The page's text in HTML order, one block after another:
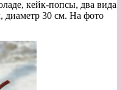
кейк-попсы, два вида
диаметр 30 см. На фото